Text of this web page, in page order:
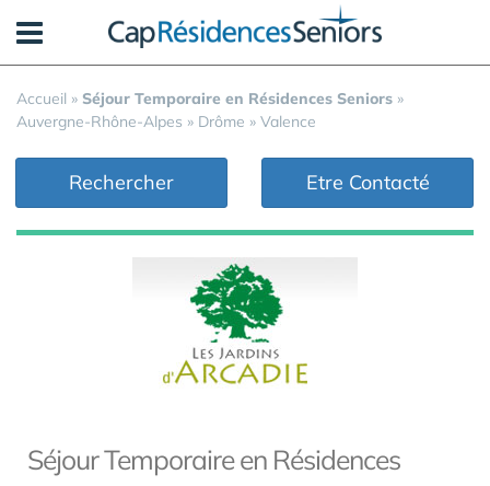
Accueil » Séjour Temporaire en Résidences Seniors »
Auvergne-Rhône-Alpes » Drôme » Valence
Rechercher Etre Contacté
Séjour Temporaire en Résidences